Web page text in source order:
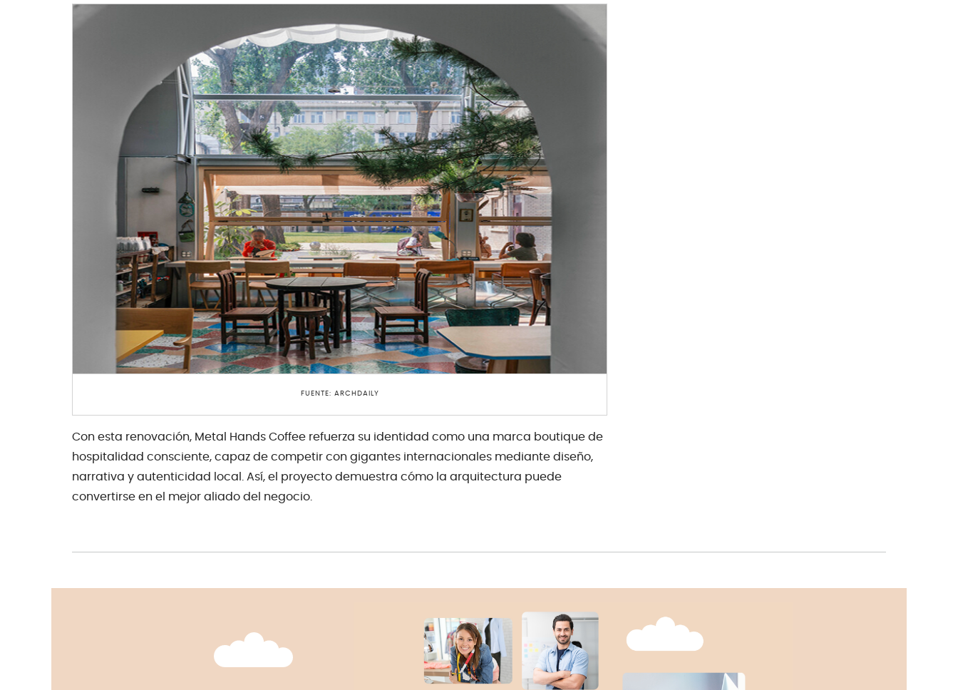
FUENTE: ARCHDAILY
Con esta renovación, Metal Hands Coffee refuerza su identidad como una marca boutique de
hospitalidad consciente, capaz de competir con gigantes internacionales mediante diseño,
narrativa y autenticidad local. Así, el proyecto demuestra cómo la arquitectura puede
convertirse en el mejor aliado del negocio.